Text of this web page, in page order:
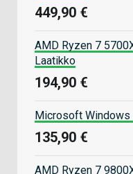
449,90 €
AMD Ryzen 7
Laatikko
194,90 €
Microsoft
135,90 €
AMD Ryzen 7